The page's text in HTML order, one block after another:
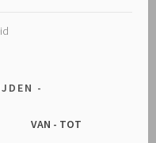
VAN - TOT